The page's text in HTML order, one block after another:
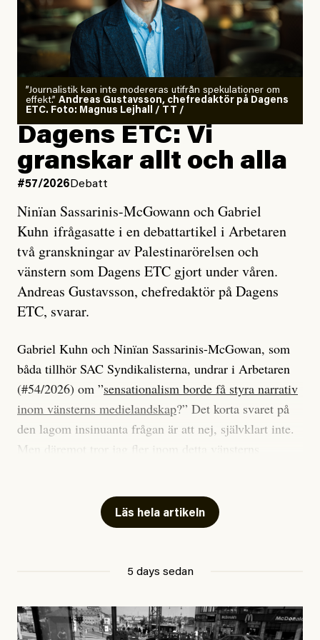
”Journalistik kan inte modereras utifrån spekulationer om
effekt.” Andreas Gustavsson, chefredaktör på Dagens
ETC. Foto: Magnus Lejhall / TT /
Dagens ETC: Vi
granskar allt och alla
#57/2026 Debatt
Ninïan Sassarinis-McGowann och Gabriel
Kuhn ifrågasatte i en debattartikel i Arbetaren
två granskningar av Palestinarörelsen och
vänstern som Dagens ETC gjort under våren.
Andreas Gustavsson, chefredaktör på Dagens
ETC, svarar.
Gabriel Kuhn och Ninïan Sassarinis-McGowan, som
båda tillhör SAC Syndikalisterna, undrar i Arbetaren
(#54/2026) om ”sensationalism borde få styra narrativ
inom vänsterns medielandskap?” Det korta svaret på
den lagom insinuanta frågan är att nej, självklart inte.
Men däremot tror jag fler inom detta vänsterns
journalistik som vänder sig till många snarare än att
jaga inbördes beundran. Det har i alla fall fungerat för
McGowan riktar sin kritik mot.
Läs hela artikeln
5 days sedan